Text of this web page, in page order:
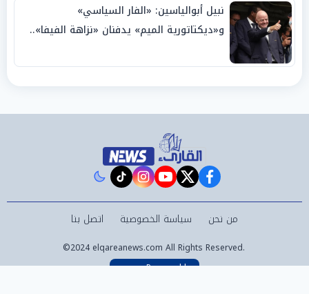
نبيل أبوالياسين: «الفار السياسي»
و«ديكتاتورية الميم» يدفنان «نزاهة الفيفا»..
facebook
twitter
youtube
instagram
tiktok
من نحن سياسة الخصوصية اتصل بنا
©2024 elqareanews.com All Rights Reserved.
Powered by